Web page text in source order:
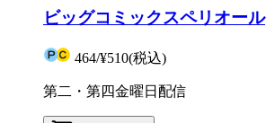
ビッグコミックスペリオール
464/¥510(税込)
第二・第四金曜日配信